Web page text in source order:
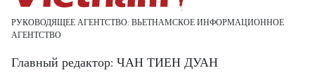
РУКОВОДЯЩЕЕ АГЕНТСТВО: ВЬЕТНАМСКОЕ ИНФОРМАЦИОННОЕ
АГЕНТСТВО
Главный редактор: ЧАН ТИЕН ДУАН